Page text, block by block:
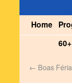
Home
60+
← Boas